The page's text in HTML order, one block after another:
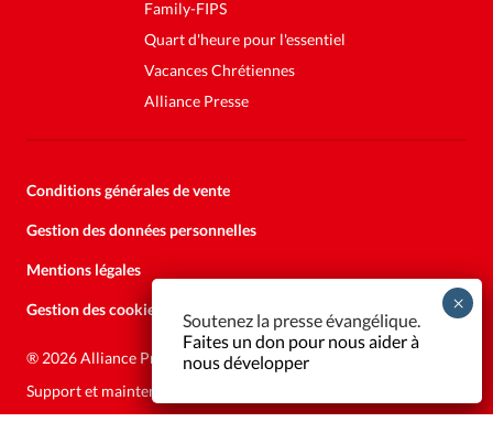
Family-FIPS
Quart d'heure pour l'essentiel
Vacances Chrétiennes
Alliance Presse
Conditions générales de vente
Gestion des données personnelles
Mentions légales
Gestion des cookies
® 2026 Alliance Presse
Support et maintenance:
Soutenez la presse évangélique.
Faites un don pour nous aider à
nous développer